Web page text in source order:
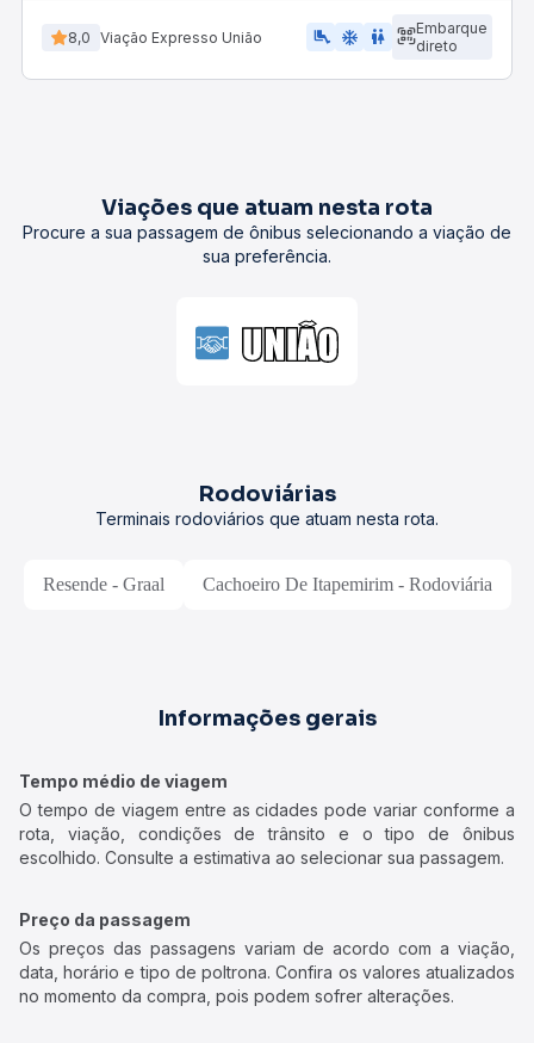
8,0 Viação Expresso União airline_seat_legroom_extra ac_unit WC
Embarque
direto
Viações que atuam nesta rota
Procure a sua passagem de ônibus selecionando a viação de
sua preferência.
Rodoviárias
Terminais rodoviários que atuam nesta rota.
Resende - Graal Cachoeiro De Itapemirim - Rodoviária
Informações gerais
Tempo médio de viagem
O tempo de viagem entre as cidades pode variar conforme a
rota, viação, condições de trânsito e o tipo de ônibus
escolhido. Consulte a estimativa ao selecionar sua passagem.
Preço da passagem
Os preços das passagens variam de acordo com a viação,
data, horário e tipo de poltrona. Confira os valores atualizados
no momento da compra, pois podem sofrer alterações.